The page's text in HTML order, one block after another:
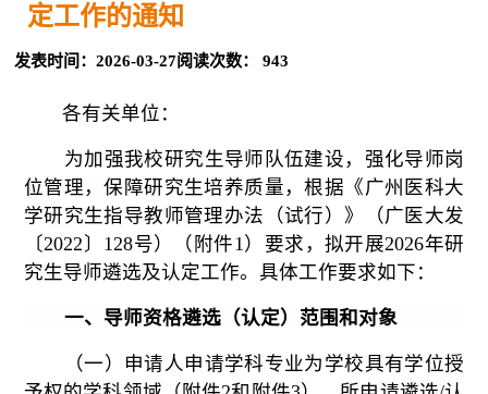
定工作的通知
发表时间：2026-03-27阅读次数：943
各有关单位：
为加强我校研究生导师队伍建设， 强化导师岗
位管理，保障研究生培养质量，根据《广州医科大
学研究生指导教师管理办法（试行）》（广医大发
〔2022〕128号）（附件1）要求， 拟开展2026年研
究生导师遴选及认定工作。具体工作要求如下：
一、导师资格遴选（认定）范围和对象
（一）申请人申请学科专业为 学校具有学位授